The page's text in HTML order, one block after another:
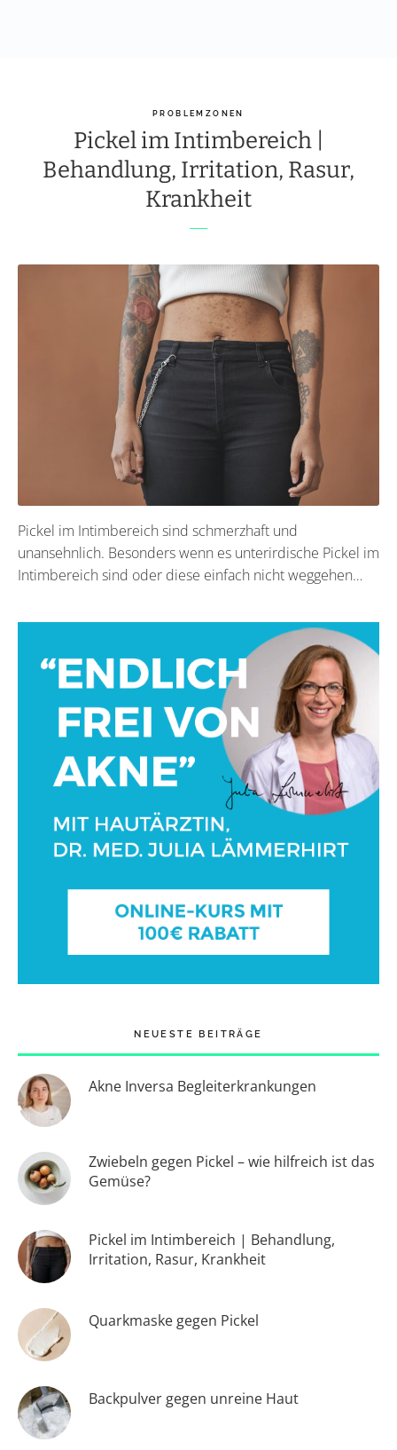
PROBLEMZONEN
Pickel im Intimbereich |
Behandlung, Irritation, Rasur,
Krankheit
Pickel im Intimbereich sind schmerzhaft und
unansehnlich. Besonders wenn es unterirdische Pickel im
Intimbereich sind oder diese einfach nicht weggehen…
NEUESTE BEITRÄGE
Akne Inversa Begleiterkrankungen
Zwiebeln gegen Pickel – wie hilfreich ist das
Gemüse?
Pickel im Intimbereich | Behandlung,
Irritation, Rasur, Krankheit
Quarkmaske gegen Pickel
Backpulver gegen unreine Haut